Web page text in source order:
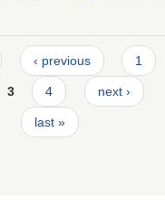
‹ previous 1
3 4 next ›
last »